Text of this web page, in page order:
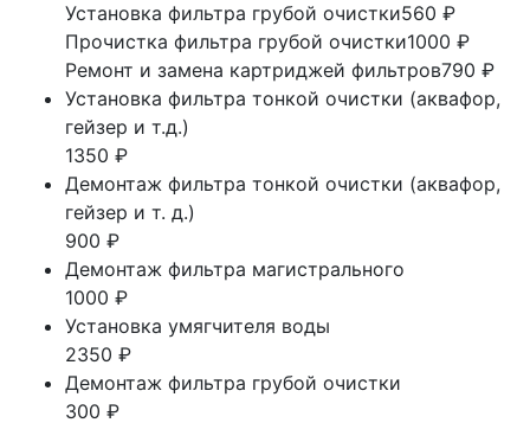
Установка фильтра грубой очистки560 ₽
Прочистка фильтра грубой очистки1000 ₽
Ремонт и замена картриджей фильтров790 ₽
Установка фильтра тонкой очистки (аквафор,
гейзер и т.д.)
1350 ₽
Демонтаж фильтра тонкой очистки (аквафор,
гейзер и т. д.)
900 ₽
Демонтаж фильтра магистрального
1000 ₽
Установка умягчителя воды
2350 ₽
Демонтаж фильтра грубой очистки
300 ₽